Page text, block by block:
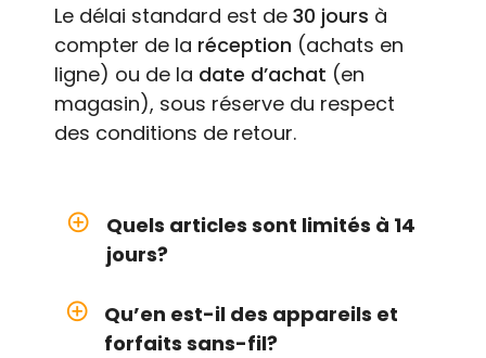
Le délai standard est de30 jours à
compter de la réception (achats en
ligne) ou de la date d’achat (en
magasin), sous réserve du respect
des conditions de retour.
add_circle_outline
Quels articles sont limités à 14
jours?
add_circle_outline
Qu’en est-il des appareils et
forfaits sans-fil?